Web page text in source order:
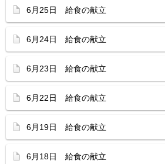
6月25日 給食の献立
6月24日 給食の献立
6月23日 給食の献立
6月22日 給食の献立
6月19日 給食の献立
6月18日 給食の献立